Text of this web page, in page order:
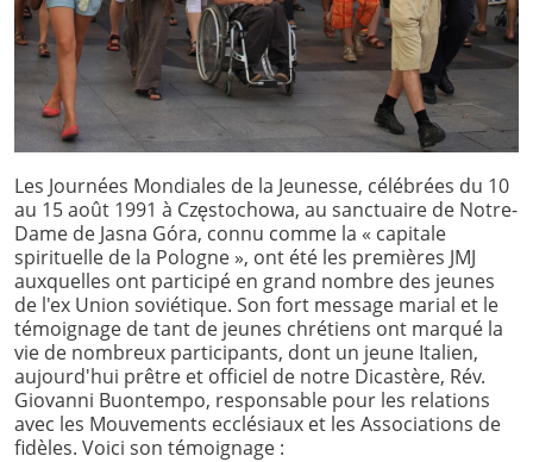
Les Journées Mondiales de la Jeunesse, célébrées du 10
au 15 août 1991 à Częstochowa, au sanctuaire de Notre-
Dame de Jasna Góra, connu comme la « capitale
spirituelle de la Pologne », ont été les premières JMJ
auxquelles ont participé en grand nombre des jeunes
de l'ex Union soviétique. Son fort message marial et le
témoignage de tant de jeunes chrétiens ont marqué la
vie de nombreux participants, dont un jeune Italien,
aujourd'hui prêtre et officiel de notre Dicastère, Rév.
Giovanni Buontempo, responsable pour les relations
avec les Mouvements ecclésiaux et les Associations de
fidèles. Voici son témoignage :